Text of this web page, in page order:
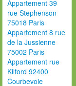
Appartement 39
rue Stephenson
75018 Paris
Appartement 8 rue
de la Jussienne
75002 Paris
Appartement rue
Kilford 92400
Courbevoie